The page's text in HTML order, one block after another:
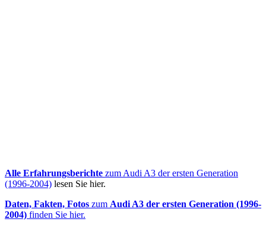
Alle Erfahrungsberichte zum Audi A3 der ersten Generation
(1996-2004) lesen Sie hier.
Daten, Fakten, Fotos zum Audi A3 der ersten Generation (1996-
2004) finden Sie hier.